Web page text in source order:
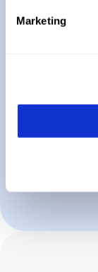
Marketing